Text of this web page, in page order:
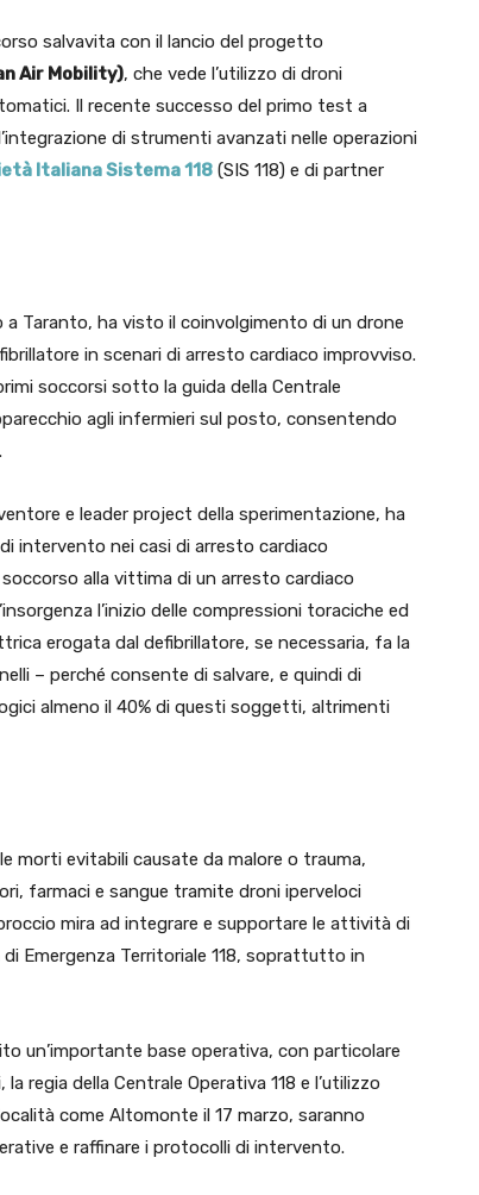
salvavita con il lancio del progetto
Air Mobility), che vede l’utilizzo di droni
Il recente successo del primo test a
di strumenti avanzati nelle operazioni
Italiana Sistema 118 (SIS 118) e di partner
Taranto, ha visto il coinvolgimento di un drone
in scenari di arresto cardiaco improvviso.
soccorsi sotto la guida della Centrale
agli infermieri sul posto, consentendo
e leader project della sperimentazione, ha
intervento nei casi di arresto cardiaco
alla vittima di un arresto cardiaco
l’inizio delle compressioni toraciche ed
erogata dal defibrillatore, se necessaria, fa la
– perché consente di salvare, e quindi di
almeno il 40% di questi soggetti, altrimenti
morti evitabili causate da malore o trauma,
farmaci e sangue tramite droni iperveloci
mira ad integrare e supportare le attività di
Emergenza Territoriale 118, soprattutto in
un’importante base operativa, con particolare
regia della Centrale Operativa 118 e l’utilizzo
come Altomonte il 17 marzo, saranno
e raffinare i protocolli di intervento.